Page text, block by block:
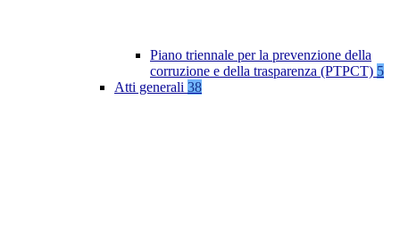
Piano triennale per la prevenzione della
corruzione e della trasparenza (PTPCT) 5
Atti generali 38